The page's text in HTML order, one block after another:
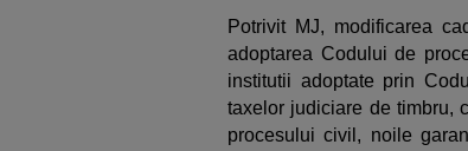
Potrivit MJ, modificarea
adoptarea Codului de
institutii adoptate prin
taxelor judiciare de timbru,
procesului civil, noile